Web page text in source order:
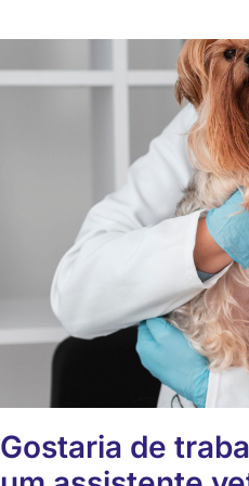
Gostaria de